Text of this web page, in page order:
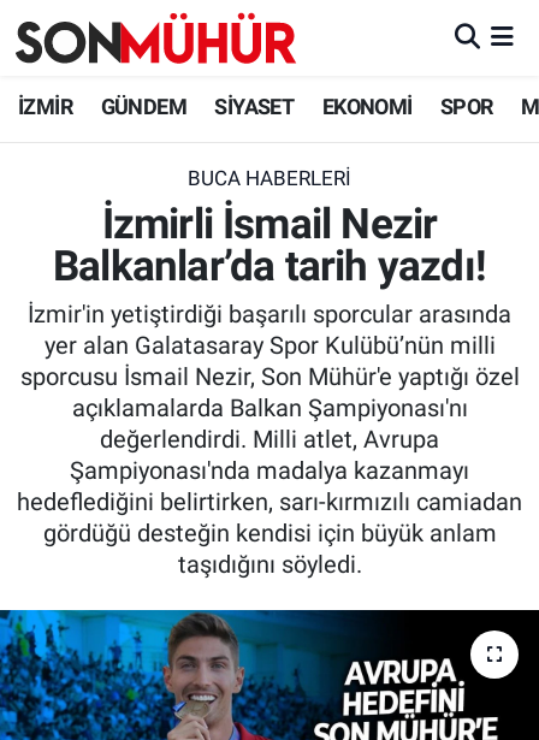
İZMİR GÜNDEM SİYASET EKONOMİ SPOR
BUCA HABERLERI
İzmirli İsmail Nezir
Balkanlar’da tarih yazdı!
İzmir'in yetiştirdiği başarılı sporcular arasında
yer alan Galatasaray Spor Kulübü’nün milli
sporcusu İsmail Nezir, Son Mühür'e yaptığı özel
açıklamalarda Balkan Şampiyonası'nı
değerlendirdi. Milli atlet, Avrupa
Şampiyonası'nda madalya kazanmayı
hedeflediğini belirtirken, sarı-kırmızılı camiadan
gördüğü desteğin kendisi için büyük anlam
taşıdığını söyledi.
İzmir Nöbetçi Eczaneler
İzmir Namaz Vakitleri
İzmir Trafik Yoğunluk Haritası
Süper Lig Puan Durumu ve Fikstür
Tüm Manşetler
Son Dakika Haberleri
Haber Arşivi